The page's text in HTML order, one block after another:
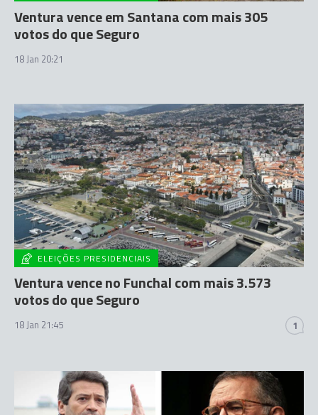
Ventura vence em Santana com mais 305
votos do que Seguro
18 Jan 20:21
ELEIÇÕES PRESIDENCIAIS
Ventura vence no Funchal com mais 3.573
votos do que Seguro
18 Jan 21:45 1